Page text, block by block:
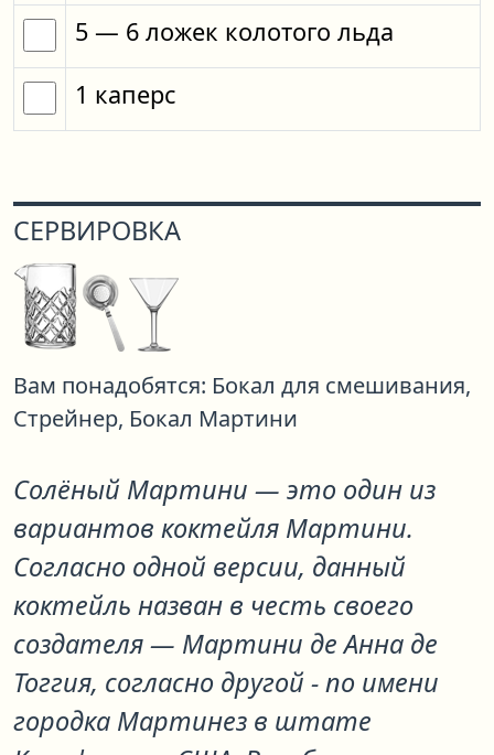
5 — 6 ложек колотого льда
1 каперс
СЕРВИРОВКА
Вам понадобятся: Бокал для смешивания,
Стрейнер, Бокал Мартини
Солёный Мартини — это один из
вариантов коктейля Мартини.
Согласно одной версии, данный
коктейль назван в честь своего
создателя — Мартини де Анна де
Тоггия, согласно другой - по имени
городка Мартинез в штате